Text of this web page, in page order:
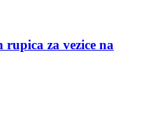
za vezice na